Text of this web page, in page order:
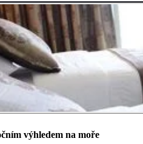
výhledem na moře